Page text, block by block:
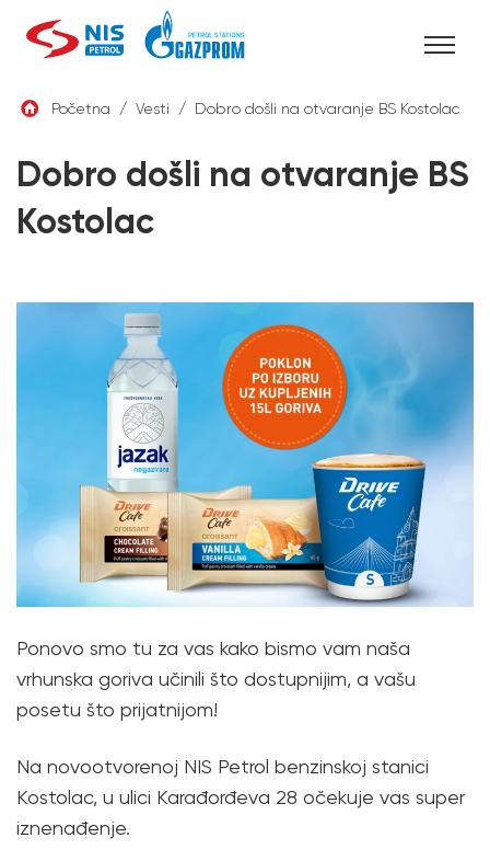
Skip
Početna / Vesti / Dobro došli na otvaranje BS Kostolac
Dobro došli na otvaranje BS
Kostolac
Ponovo smo tu za vas kako bismo vam naša
vrhunska goriva učinili što dostupnijim, a vašu
posetu što prijatnijom!
Na novootvorenoj NIS Petrol benzinskoj stanici
Kostolac, u ulici Karađorđeva 28 očekuje vas super
iznenađenje.